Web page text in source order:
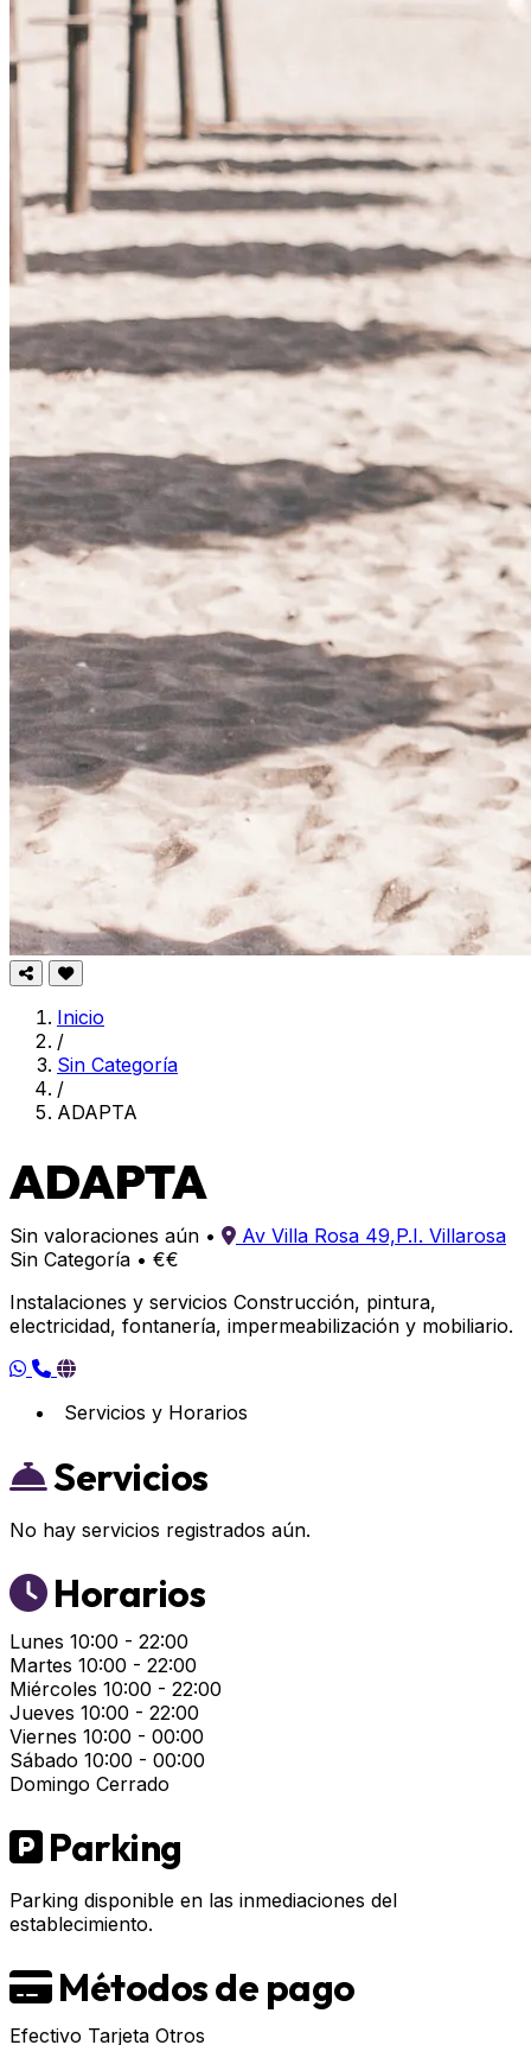
Inicio
/
Sin Categoría
/
ADAPTA
ADAPTA
Sin valoraciones aún •
Av Villa Rosa 49,P.I. Villarosa
Sin Categoría • €€
Instalaciones y servicios Construcción, pintura,
electricidad, fontanería, impermeabilización y mobiliario.
Servicios y Horarios
Servicios
No hay servicios registrados aún.
Horarios
Lunes 10:00 - 22:00
Martes 10:00 - 22:00
Miércoles 10:00 - 22:00
Jueves 10:00 - 22:00
Viernes 10:00 - 00:00
Sábado 10:00 - 00:00
Domingo Cerrado
Parking
Parking disponible en las inmediaciones del
establecimiento.
Métodos de pago
Efectivo Tarjeta Otros